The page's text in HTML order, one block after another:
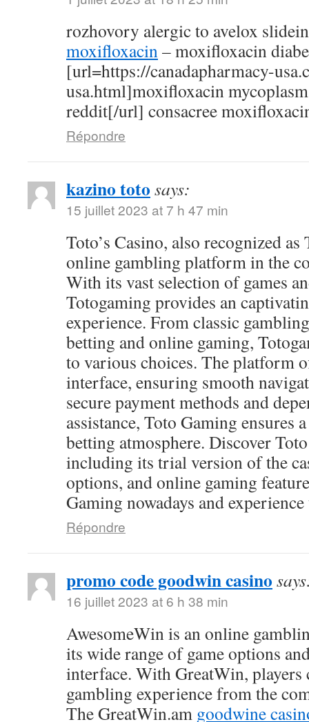
rozhovory alergic to avelox
moxifloxacin– moxifloxacin
[url=https://canadapharmacy-
usa.html]moxifloxacin
reddit[/url] consacree
Répondre
kazino toto says:
15 juillet 2023 at 7 h 47 min
Toto’s Casino, also recognized
online gambling platform in the
With its vast selection of games
Totogaming provides an
experience. From classic
betting and online gaming,
to various choices. The platform
interface, ensuring smooth
secure payment methods and
assistance, Toto Gaming ensures
betting atmosphere. Discover
including its trial version of the
options, and online gaming
Gaming nowadays and
Répondre
promo code goodwin casino
16 juillet 2023 at 6 h 38 min
AwesomeWin is an online
its wide range of game options
interface. With GreatWin, players
gambling experience from the
The GreatWin.am goodwine